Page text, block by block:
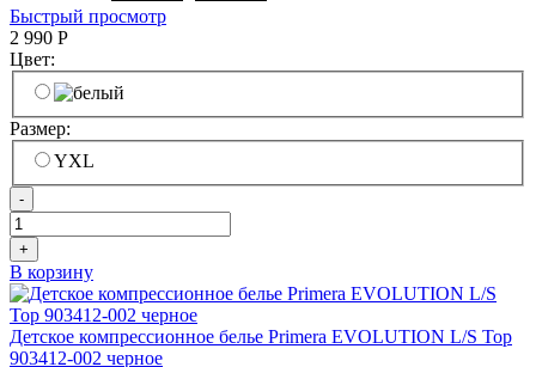
Быстрый просмотр
2 990 Р
Цвет:
Размер:
YXL
-
+
В корзину
Детское компрессионное белье Primera EVOLUTION L/S Top
903412-002 черное